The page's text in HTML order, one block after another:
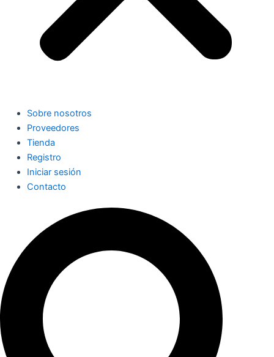
Sobre nosotros
Proveedores
Tienda
Registro
Iniciar sesión
Contacto